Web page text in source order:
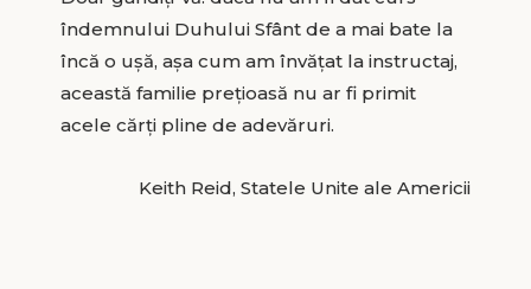
îndemnului Duhului Sfânt de a mai bate la
încă o uşă, aşa cum am învăţat la instructaj,
această familie preţioasă nu ar fi primit
acele cărţi pline de adevăruri.
Keith Reid, Statele Unite ale Americii